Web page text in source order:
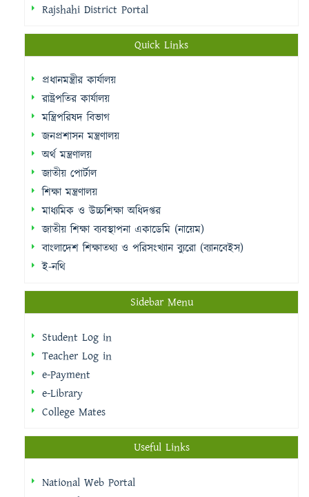
Rajshahi District Portal
Quick Links
প্রধানমন্ত্রীর কার্যালয়
রাষ্ট্রপতির কার্যালয়
মন্ত্রিপরিষদ বিভাগ
জনপ্রশাসন মন্ত্রণালয়
অর্থ মন্ত্রণালয়
জাতীয় পোর্টাল
শিক্ষা মন্ত্রণালয়
মাধ্যমিক ও উচ্চশিক্ষা অধিদপ্তর
জাতীয় শিক্ষা ব্যবস্থাপনা একাডেমি (নায়েম)
বাংলাদেশ শিক্ষাতথ্য ও পরিসংখ্যান ব্যুরো (ব্যানবেইস)
ই-নথি
Sidebar Menu
Student Log in
Teacher Log in
e-Payment
e-Library
College Mates
Useful Links
National Web Portal